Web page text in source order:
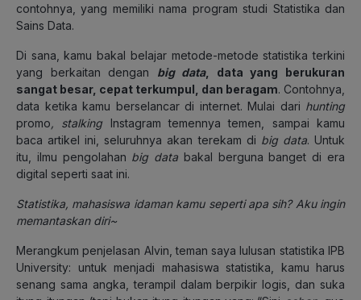
contohnya, yang memiliki nama program studi Statistika dan
Sains Data.
Di sana, kamu bakal belajar metode-metode statistika terkini
yang berkaitan dengan big data, data yang berukuran
sangat besar, cepat terkumpul, dan beragam. Contohnya,
data ketika kamu berselancar di internet. Mulai dari hunting
promo, stalking Instagram temennya temen, sampai kamu
baca artikel ini, seluruhnya akan terekam di big data. Untuk
itu, ilmu pengolahan big data bakal berguna banget di era
digital seperti saat ini.
Statistika, mahasiswa idaman kamu seperti apa sih? Aku ingin
memantaskan diri~
Merangkum penjelasan Alvin, teman saya lulusan statistika IPB
University: untuk menjadi mahasiswa statistika, kamu harus
senang sama angka, terampil dalam berpikir logis, dan suka